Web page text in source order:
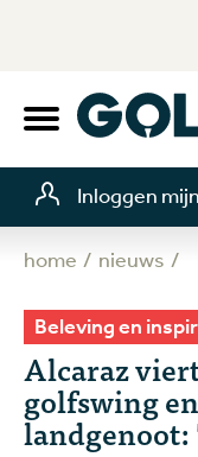
Inloggen
home nieuws
Beleving en
Alcaraz
golfswing
landgenoot: